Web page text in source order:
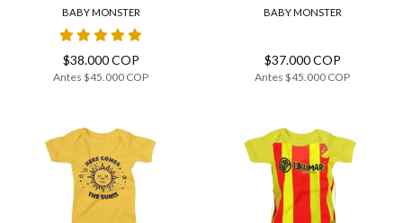
BABY MONSTER
$38.000 COP
Antes $45.000 COP
BABY MONSTER
$37.000 COP
Antes $45.000 COP